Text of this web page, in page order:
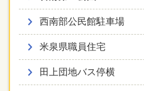
西南部公民館駐車場
米泉県職員住宅
田上団地バス停横